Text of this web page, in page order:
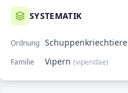
SYSTEMATIK
Ordnung Schuppenkriechtiere
Familie
Vipern (viperidae)